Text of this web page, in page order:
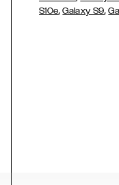
S10e,Galaxy S9,